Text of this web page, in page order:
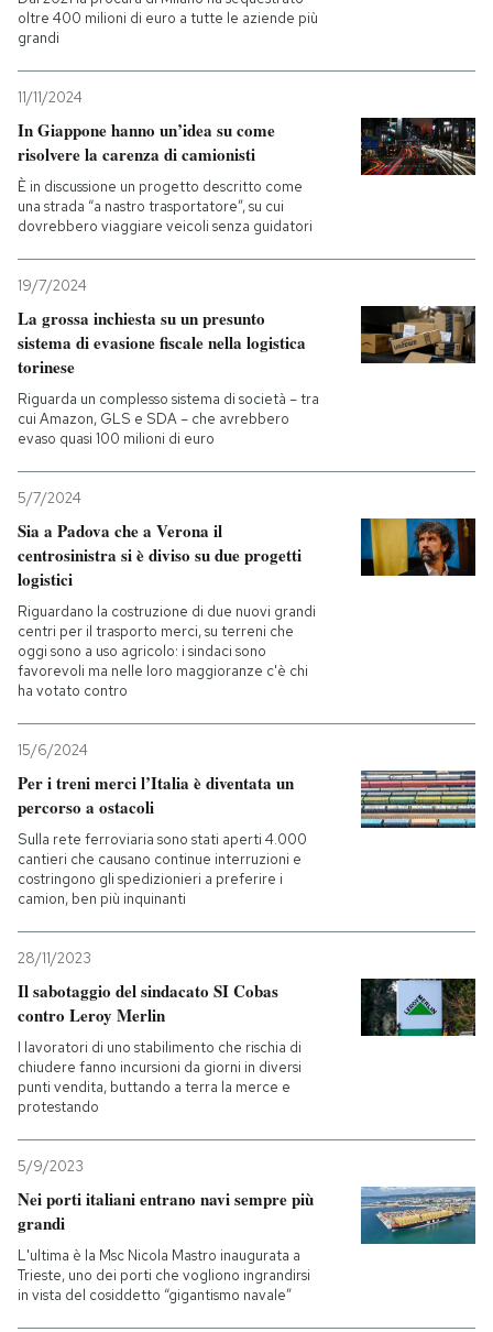
oltre 400 milioni di euro a tutte le aziende più
grandi
11/11/2024
In Giappone hanno un’idea su come
risolvere la carenza di camionisti
È in discussione un progetto descritto come
una strada “a nastro trasportatore”, su cui
dovrebbero viaggiare veicoli senza guidatori
19/7/2024
La grossa inchiesta su un presunto
sistema di evasione fiscale nella logistica
torinese
Riguarda un complesso sistema di società – tra
cui Amazon, GLS e SDA – che avrebbero
evaso quasi 100 milioni di euro
5/7/2024
Sia a Padova che a Verona il
centrosinistra si è diviso su due progetti
logistici
Riguardano la costruzione di due nuovi grandi
centri per il trasporto merci, su terreni che
oggi sono a uso agricolo: i sindaci sono
favorevoli ma nelle loro maggioranze c'è chi
ha votato contro
15/6/2024
Per i treni merci l’Italia è diventata un
percorso a ostacoli
Sulla rete ferroviaria sono stati aperti 4.000
cantieri che causano continue interruzioni e
costringono gli spedizionieri a preferire i
camion, ben più inquinanti
28/11/2023
Il sabotaggio del sindacato SI Cobas
contro Leroy Merlin
I lavoratori di uno stabilimento che rischia di
chiudere fanno incursioni da giorni in diversi
punti vendita, buttando a terra la merce e
protestando
5/9/2023
Nei porti italiani entrano navi sempre più
grandi
L'ultima è la Msc Nicola Mastro inaugurata a
Trieste, uno dei porti che vogliono ingrandirsi
in vista del cosiddetto “gigantismo navale”